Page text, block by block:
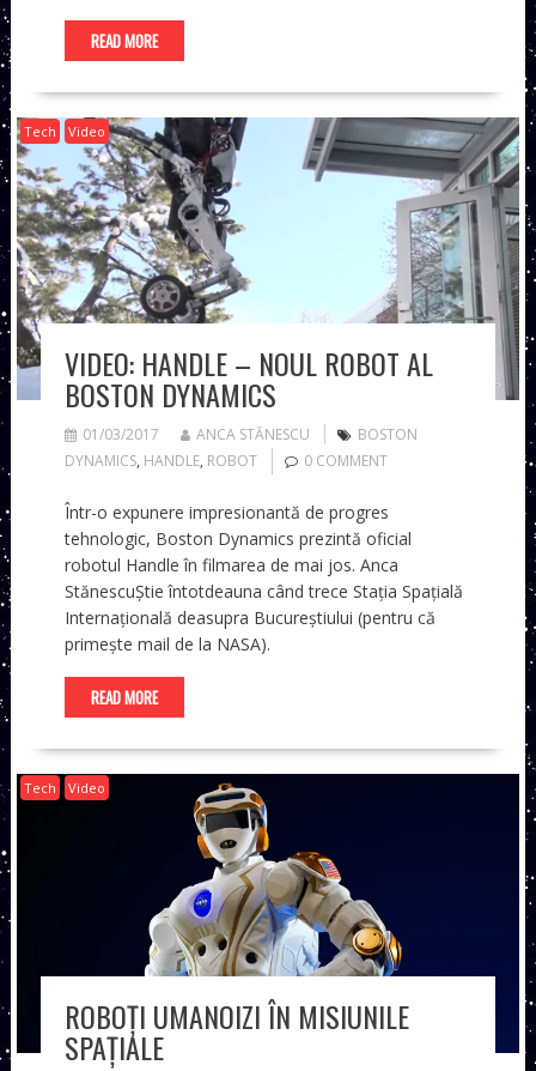
READ MORE
Tech Video
VIDEO: HANDLE – NOUL ROBOT AL
BOSTON DYNAMICS
01/03/2017 ANCA STĂNESCU
BOSTON
DYNAMICS, HANDLE, ROBOT 0 COMMENT
Într-o expunere impresionantă de progres
tehnologic, Boston Dynamics prezintă oficial
robotul Handle în filmarea de mai jos. Anca
StănescuȘtie întotdeauna când trece Stația Spațială
Internațională deasupra Bucureștiului (pentru că
primește mail de la NASA).
READ MORE
Tech Video
ROBOȚI UMANOIZI ÎN MISIUNILE
SPAȚIALE